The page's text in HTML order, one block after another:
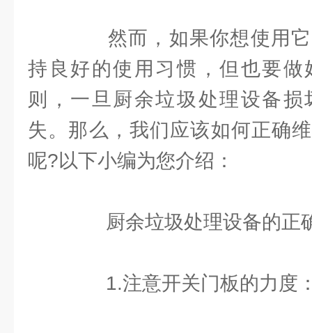
然而，如果你想使用它
持良好的使用习惯，但也要做
则，一旦厨余垃圾处理设备
失。那么，我们应该如何正确
呢?以下小编为您介绍：
厨余垃圾处理设备的正
1.注意开关门板的力度